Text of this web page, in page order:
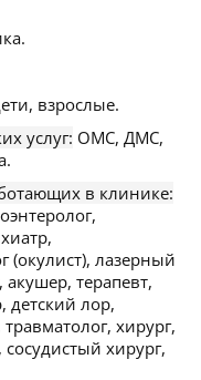
взрослые.
услуг: ОМС, ДМС,
в клинике:
(окулист), лазерный
акушер, терапевт,
детский лор,
хирург,
хирург,